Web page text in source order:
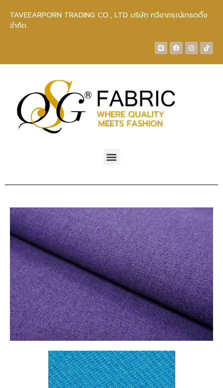
TAVEEARPORN TRADING CO., LTD บริษัท ทวีอาภรณ์เทรดดิ้ง
จำกัด